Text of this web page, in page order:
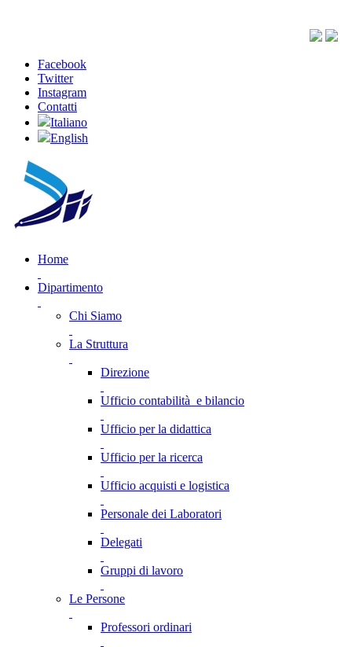
Facebook
Twitter
Instagram
Contatti
Italiano
English
Home
Dipartimento
Chi Siamo
La Struttura
Direzione
Ufficio contabilità e bilancio
Ufficio per la didattica
Ufficio per la ricerca
Ufficio acquisti e logistica
Personale dei Laboratori
Delegati
Gruppi di lavoro
Le Persone
Professori ordinari